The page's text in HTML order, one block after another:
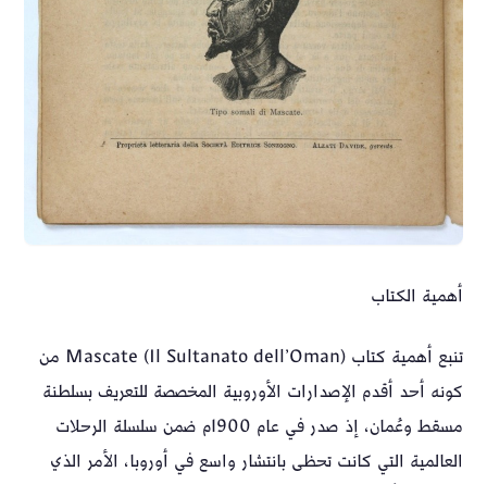
أهمية الكتاب
تنبع أهمية كتاب Mascate (Il Sultanato dell’Oman) من
كونه أحد أقدم الإصدارات الأوروبية المخصصة للتعريف بسلطنة
مسقط وعُمان، إذ صدر في عام 1900م ضمن سلسلة الرحلات
العالمية التي كانت تحظى بانتشار واسع في أوروبا، الأمر الذي